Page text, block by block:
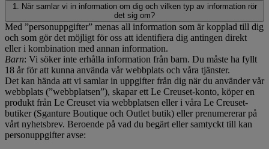
1. När samlar vi in information om dig och vilken typ av information rör
det sig om?
Med ”personuppgifter” menas all information som är kopplad till dig
och som gör det möjligt för oss att identifiera dig antingen direkt
eller i kombination med annan information.
Barn: Vi söker inte erhålla information från barn. Du måste ha fyllt
18 år för att kunna använda vår webbplats och våra tjänster.
Det kan hända att vi samlar in uppgifter från dig när du använder vår
webbplats (”webbplatsen”), skapar ett Le Creuset-konto, köper en
produkt från Le Creuset via webbplatsen eller i våra Le Creuset-
butiker (Sganture Boutique och Outlet butik) eller prenumererar på
vårt nyhetsbrev. Beroende på vad du begärt eller samtyckt till kan
personuppgifter avse: